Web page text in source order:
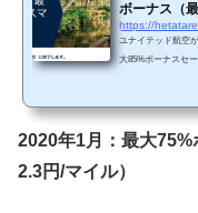
ボーナス（
https://
ユナイテッド航空
大85%ボーナスセ
す。 Chromeで「
まったら、以下の
2020年1月：最大
2.3円/マイル）